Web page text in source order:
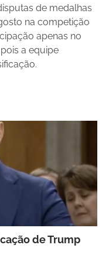
de medalhas
na competição
apenas no
a equipe
de Trump